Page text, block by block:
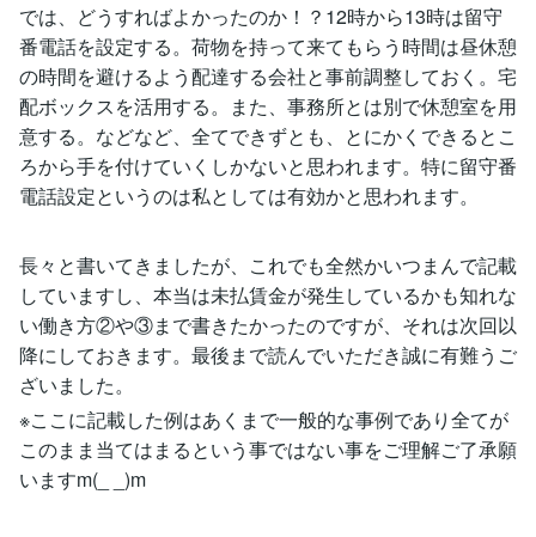
では、どうすればよかったのか！？12時から13時は留守
番電話を設定する。荷物を持って来てもらう時間は昼休憩
の時間を避けるよう配達する会社と事前調整しておく。宅
配ボックスを活用する。また、事務所とは別で休憩室を用
意する。などなど、全てできずとも、とにかくできるとこ
ろから手を付けていくしかないと思われます。特に留守番
電話設定というのは私としては有効かと思われます。
長々と書いてきましたが、これでも全然かいつまんで記載
していますし、本当は未払賃金が発生しているかも知れな
い働き方②や③まで書きたかったのですが、それは次回以
降にしておきます。最後まで読んでいただき誠に有難うご
ざいました。
※ここに記載した例はあくまで一般的な事例であり全てが
このまま当てはまるという事ではない事をご理解ご了承願
いますm(_ _)m